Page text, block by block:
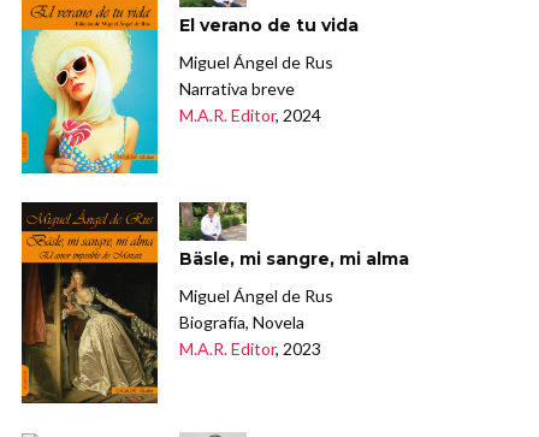
El verano de tu vida
Miguel Ángel de Rus
Narrativa breve
M.A.R. Editor, 2024
Bäsle, mi sangre, mi alma
Miguel Ángel de Rus
Biografía, Novela
M.A.R. Editor, 2023